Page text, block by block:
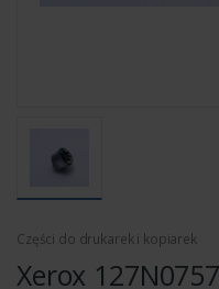
Części do drukarek i kopiarek
Xerox